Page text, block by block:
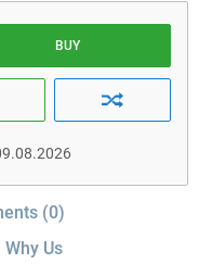
BUY
(0)
Why Us